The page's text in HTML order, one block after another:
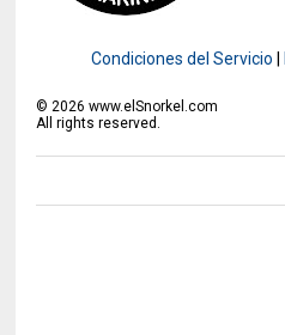
Condiciones del Servicio
© 2026 www.elSnorkel.com
All rights reserved.